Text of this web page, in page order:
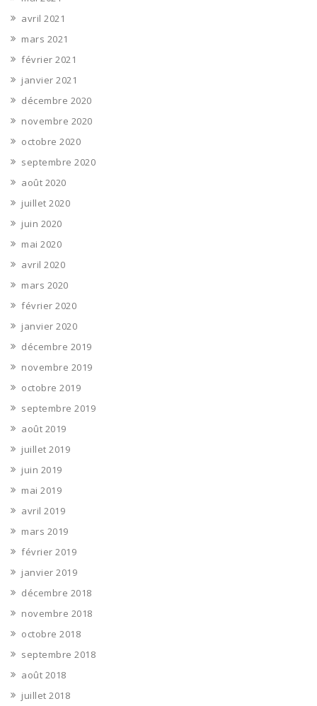
avril 2021
mars 2021
février 2021
janvier 2021
décembre 2020
novembre 2020
octobre 2020
septembre 2020
août 2020
juillet 2020
juin 2020
mai 2020
avril 2020
mars 2020
février 2020
janvier 2020
décembre 2019
novembre 2019
octobre 2019
septembre 2019
août 2019
juillet 2019
juin 2019
mai 2019
avril 2019
mars 2019
février 2019
janvier 2019
décembre 2018
novembre 2018
octobre 2018
septembre 2018
août 2018
juillet 2018